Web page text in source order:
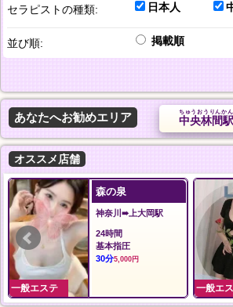
セラピストの種類: 日本人
並び順: 掲載順
あなたへお勧めエリア 中央林間駅
ちゅうおうりんかん
オススメ店舗
一般エステ
森の泉
神奈川➠上大岡駅
24時間
基本指圧
30分5,000円
一般エ